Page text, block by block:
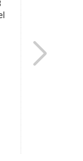
Premium